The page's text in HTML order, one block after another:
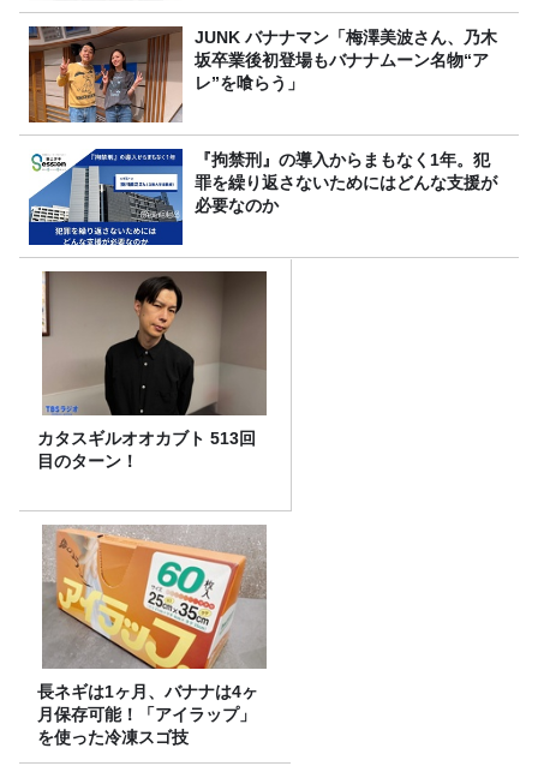
JUNK バナナマン「梅澤美波さん、乃木
坂卒業後初登場もバナナムーン名物“ア
レ”を喰らう」
『拘禁刑』の導入からまもなく1年。犯
罪を繰り返さないためにはどんな支援が
必要なのか
カタスギルオオカブト 513回
目のターン！
長ネギは1ヶ月、バナナは4ヶ
月保存可能！「アイラップ」
を使った冷凍スゴ技